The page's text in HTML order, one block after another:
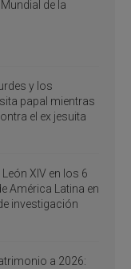
de la
y los
papal mientras
el ex jesuita
XIV en los 6
América Latina en
investigación
a 2026: